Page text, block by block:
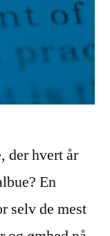
der hvert år
En
selv de mest